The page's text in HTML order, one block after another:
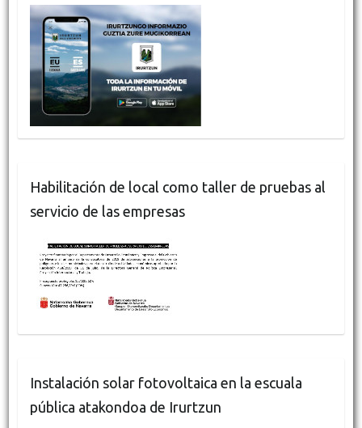
Habilitación de local como taller de pruebas al
servicio de las empresas
Instalación solar fotovoltaica en la escuala
pública atakondoa de Irurtzun